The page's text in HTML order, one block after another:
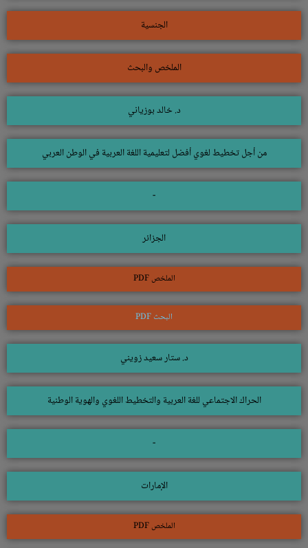
الجنسية
الملخص والبحث
د. خالد بوزياني
من أجل تخطيط لغوي أفضل لتعليمية اللغة العربية في الوطن العربي
-
الجزائر
الملخص PDF
البحث PDF
د. ستار سعيد زويني
الحراك الاجتماعي للغة العربية والتخطيط اللغوي والهوية الوطنية
-
الإمارات
الملخص PDF